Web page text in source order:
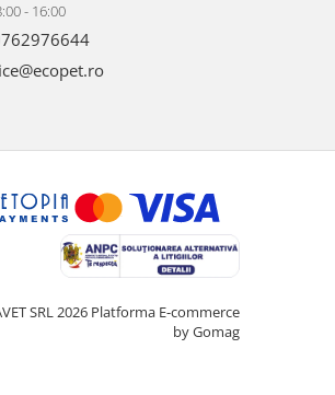
- 16:00
SRL 2026 Platforma E-commerce
by Gomag